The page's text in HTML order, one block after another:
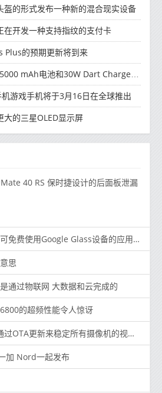
盔的形式发布一种新的混合现实设备
在开发一种支持指纹的支付卡
Plus的预期更新将到来
mAh电池和30W Dart Charge功能
游戏手机将于3月16日在全球推出
大的三星OLED显示屏
40 RS 保时捷设计的后面板泄漏
费使用Google Glass设备的应用程序
思
通过物联网 大数据和云完成的
的超频性能令人惊讶
更新来稳定所有摄像机的视频录制
加 Nord一起发布